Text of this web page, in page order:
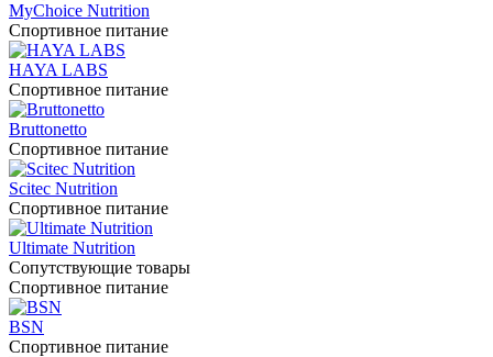
MyChoice Nutrition
Спортивное питание
HAYA LABS
Спортивное питание
Bruttonetto
Спортивное питание
Scitec Nutrition
Спортивное питание
Ultimate Nutrition
Сопутствующие товары
Спортивное питание
BSN
Спортивное питание